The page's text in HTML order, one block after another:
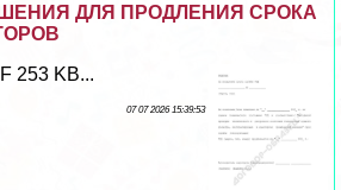
ДЛЯ ПРОДЛЕНИЯ СРОКА
253 KB...
07 07 2026 15:39:53